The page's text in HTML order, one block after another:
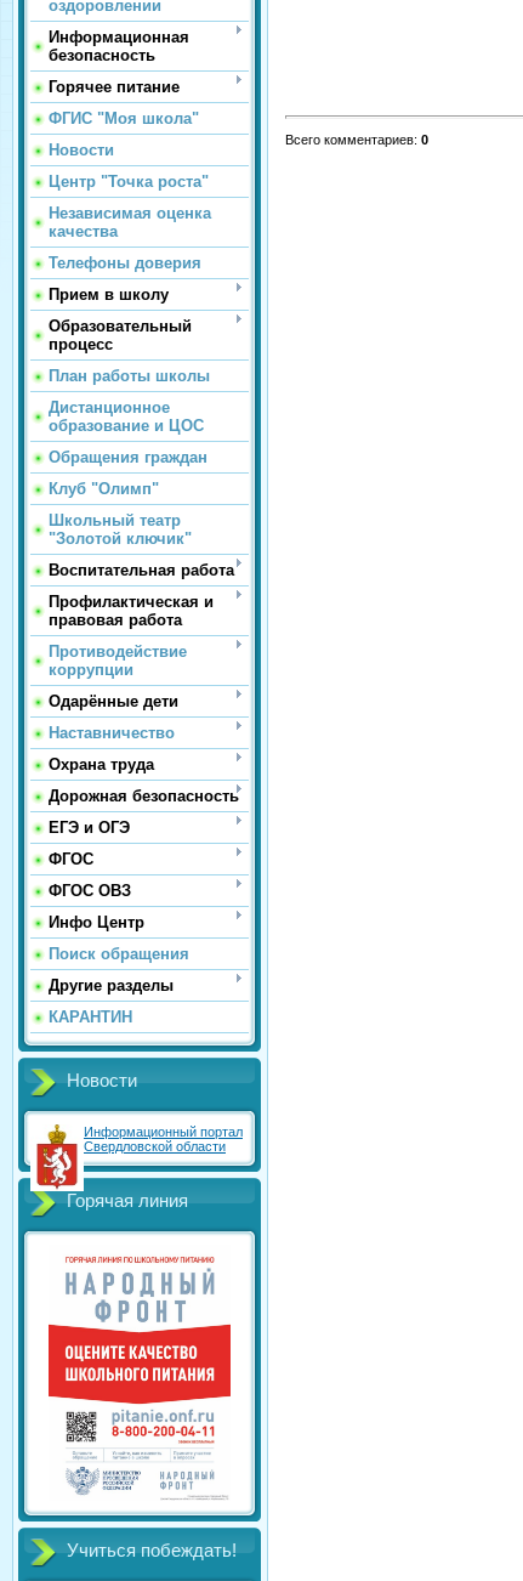
оздоровлении
Информационная
безопасность
Горячее питание
ФГИС "Моя школа"
Новости
Центр "Точка роста"
Независимая оценка
качества
Телефоны доверия
Прием в школу
Образовательный
процесс
План работы школы
Дистанционное
образование и ЦОС
Обращения граждан
Клуб "Олимп"
Школьный театр
"Золотой ключик"
Воспитательная работа
Профилактическая и
правовая работа
Противодействие
коррупции
Одарённые дети
Наставничество
Охрана труда
Дорожная безопасность
ЕГЭ и ОГЭ
ФГОС
ФГОС ОВЗ
Инфо Центр
Поиск обращения
Другие разделы
КАРАНТИН
Новости
Информационный портал
Свердловской области
Горячая линия
Учиться побеждать!
Всего комментариев: 0